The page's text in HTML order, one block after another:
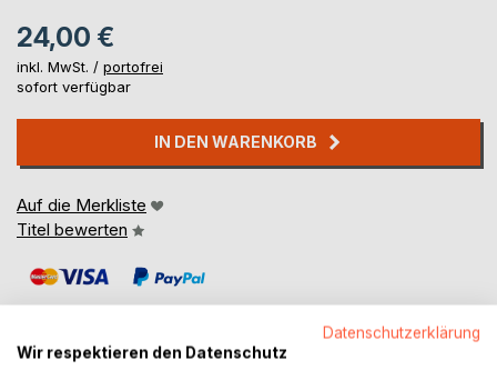
24,00 €
inkl. MwSt. / portofrei
sofort verfügbar
IN DEN WARENKORB
Auf die Merkliste
Titel bewerten
Datenschutzerklärung
Wir respektieren den Datenschutz